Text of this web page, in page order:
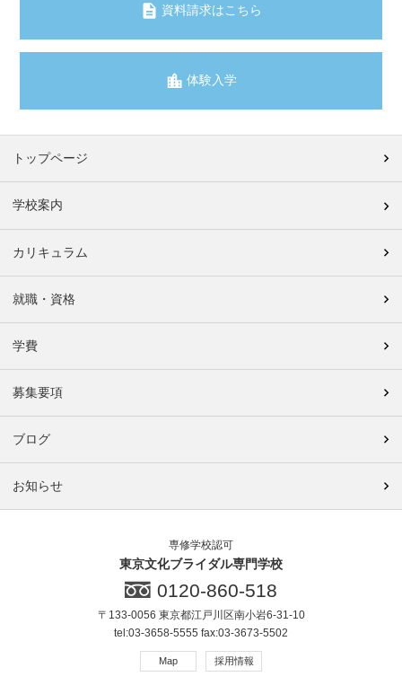
資料請求はこちら
体験入学
トップページ
学校案内
カリキュラム
就職・資格
学費
募集要項
ブログ
お知らせ
専修学校認可
東京文化ブライダル専門学校
0120-860-518
〒133-0056 東京都江戸川区南小岩6-31-10
tel:03-3658-5555 fax:03-3673-5502
Map 採用情報